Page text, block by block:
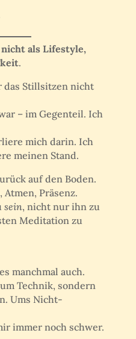
nicht als Lifestyle,
.
das Stillsitzen nicht
– im Gegenteil. Ich
mich darin. Ich
meinen Stand.
auf den Boden.
Atmen, Präsenz.
sein, nicht nur ihn zu
Meditation zu
manchmal auch.
Technik, sondern
Ums Nicht-
immer noch schwer.